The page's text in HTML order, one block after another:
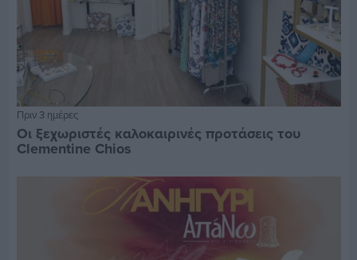
Πριν 3 ημέρες
Οι ξεχωριστές καλοκαιρινές προτάσεις του
Clementine Chios